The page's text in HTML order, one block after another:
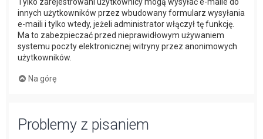
Tylko zarejestrowani użytkownicy mogą wysyłać e-maile do
innych użytkowników przez wbudowany formularz wysyłania
e-maili i tylko wtedy, jeżeli administrator włączył tę funkcję.
Ma to zabezpieczać przed nieprawidłowym używaniem
systemu poczty elektronicznej witryny przez anonimowych
użytkowników.
Na górę
Problemy z pisaniem